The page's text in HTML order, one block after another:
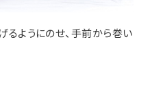
ようにのせ、手前から巻い